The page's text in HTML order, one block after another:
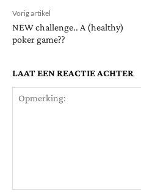
Vorig artikel
NEW challenge.. A (healthy)
poker game??
LAAT EEN REACTIE ACHTER